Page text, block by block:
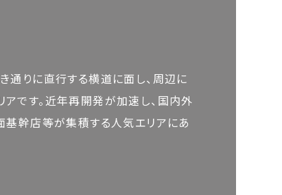
通りに直行する横道に面し、周辺に
です。近年再開発が加速し、国内外
基幹店等が集積する人気エリアにあ